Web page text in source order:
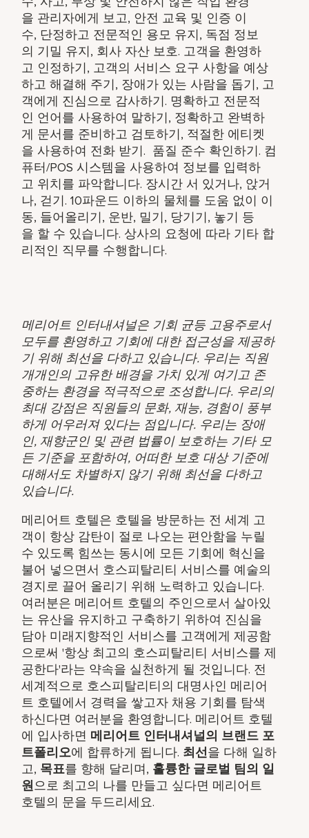
을 관리자에게 보고, 안전 교육 및 인증 이
수, 단정하고 전문적인 용모 유지, 독점 정보
의 기밀 유지, 회사 자산 보호. 고객을 환영하
고 인정하기, 고객의 서비스 요구 사항을 예상
하고 해결해 주기, 장애가 있는 사람을 돕기, 고
객에게 진심으로 감사하기. 명확하고 전문적
인 언어를 사용하여 말하기, 정확하고 완벽하
게 문서를 준비하고 검토하기, 적절한 에티켓
을 사용하여 전화 받기. 품질 준수 확인하기. 컴
퓨터/POS 시스템을 사용하여 정보를 입력하
고 위치를 파악합니다. 장시간 서 있거나, 앉거
나, 걷기. 10파운드 이하의 물체를 도움 없이 이
동, 들어올리기, 운반, 밀기, 당기기, 놓기 등
을 할 수 있습니다. 상사의 요청에 따라 기타 합
리적인 직무를 수행합니다.
메리어트 인터내셔널은 기회 균등 고용주로서
모두를 환영하고 기회에 대한 접근성을 제공하
기 위해 최선을 다하고 있습니다. 우리는 직원
개개인의 고유한 배경을 가치 있게 여기고 존
중하는 환경을 적극적으로 조성합니다. 우리의
최대 강점은 직원들의 문화, 재능, 경험이 풍부
하게 어우러져 있다는 점입니다. 우리는 장애
인, 재향군인 및 관련 법률이 보호하는 기타 모
든 기준을 포함하여, 어떠한 보호 대상 기준에
대해서도 차별하지 않기 위해 최선을 다하고
있습니다.
메리어트 호텔은 호텔을 방문하는 전 세계 고
객이 항상 감탄이 절로 나오는 편안함을 누릴
수 있도록 힘쓰는 동시에 모든 기회에 혁신을
불어 넣으면서 호스피탈리티 서비스를 예술의
경지로 끌어 올리기 위해 노력하고 있습니다.
여러분은 메리어트 호텔의 주인으로서 살아있
는 유산을 유지하고 구축하기 위하여 진심을
담아 미래지향적인 서비스를 고객에게 제공함
으로써 '항상 최고의 호스피탈리티 서비스를 제
공한다'라는 약속을 실천하게 될 것입니다. 전
세계적으로 호스피탈리티의 대명사인 메리어
트 호텔에서 경력을 쌓고자 채용 기회를 탐색
하신다면 여러분을 환영합니다. 메리어트 호텔
에 입사하면 메리어트 인터내셔널의 브랜드 포
트폴리오에 합류하게 됩니다. 최선을 다해 일하
고, 목표를 향해 달리며, 훌륭한 글로벌 팀의 일
원으로 최고의 나를 만들고 싶다면 메리어트
호텔의 문을 두드리세요.